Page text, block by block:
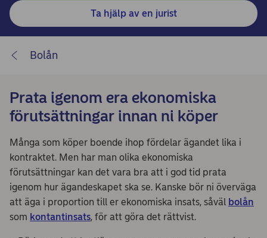
Ta hjälp av en jurist
Bolån
Prata igenom era ekonomiska
förutsättningar innan ni köper
Många som köper boende ihop fördelar ägandet lika i
kontraktet. Men har man olika ekonomiska
förutsättningar kan det vara bra att i god tid prata
igenom hur ägandeskapet ska se. Kanske bör ni överväga
att äga i proportion till er ekonomiska insats, såväl bolån
som kontantinsats, för att göra det rättvist.